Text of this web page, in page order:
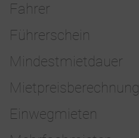
Fahrer
Führerschein
Mindestmietdauer
Mietpreisberechnung
Einwegmieten